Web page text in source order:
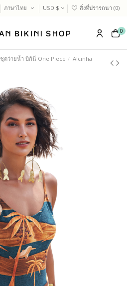
ภาษาไทย USD $ สิ่งที่ปรารถนา (0)
0
ชุดว่ายน้ำ บิกินี่ One Piece
Alcinha